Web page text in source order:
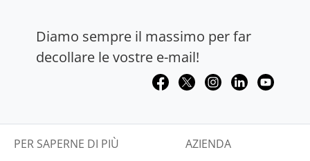
Diamo sempre il massimo per far
decollare le vostre e-mail!
PER SAPERNE DI PIÙ AZIENDA